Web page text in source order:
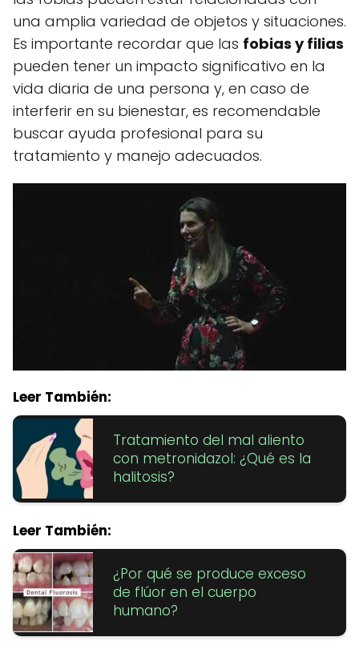
una amplia variedad de objetos y situaciones.
Es importante recordar que las fobias y filias
pueden tener un impacto significativo en la
vida diaria de una persona y, en caso de
interferir en su bienestar, es recomendable
buscar ayuda profesional para su
tratamiento y manejo adecuados.
Leer También:
Tratamiento del mal aliento
con metronidazol: ¿Qué es la
halitosis?
Leer También:
¿Por qué se produce exceso
de flúor en el cuerpo
humano?